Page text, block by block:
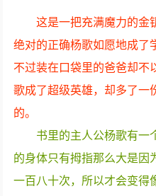
这是一把充满魔力的金
绝对的正确杨歌如愿地成了
不过装在口袋里的爸爸却不
歌成了超级英雄，却多了一
的。
书里的主人公杨歌有一
的身体只有拇指那么大是因
一百八十次，所以才会变得